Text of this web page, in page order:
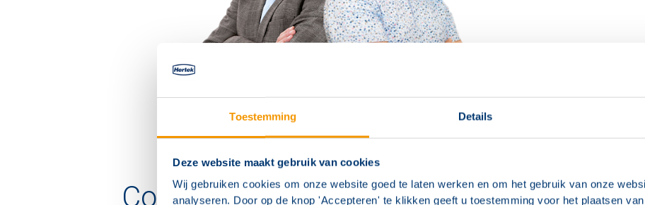
Toestemming Details
Deze website maakt gebruik van cookies
Wij gebruiken cookies om onze website goed te laten werken en om het gebruik van onze
analyseren. Door op de knop 'Accepteren' te klikken geeft u toestemming voor het plaatsen
Contactformulier Noodverlichting